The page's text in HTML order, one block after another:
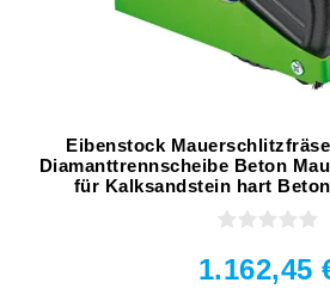
Eibenstock Mauerschlitzfräse
Diamanttrennscheibe Beton
für Kalksandstein hart
1.162,45